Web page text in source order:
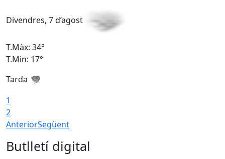
Divendres, 7 d’agost
T.Màx: 34°
T.Min: 17°
Tarda
1
2
AnteriorSegüent
Butlletí digital